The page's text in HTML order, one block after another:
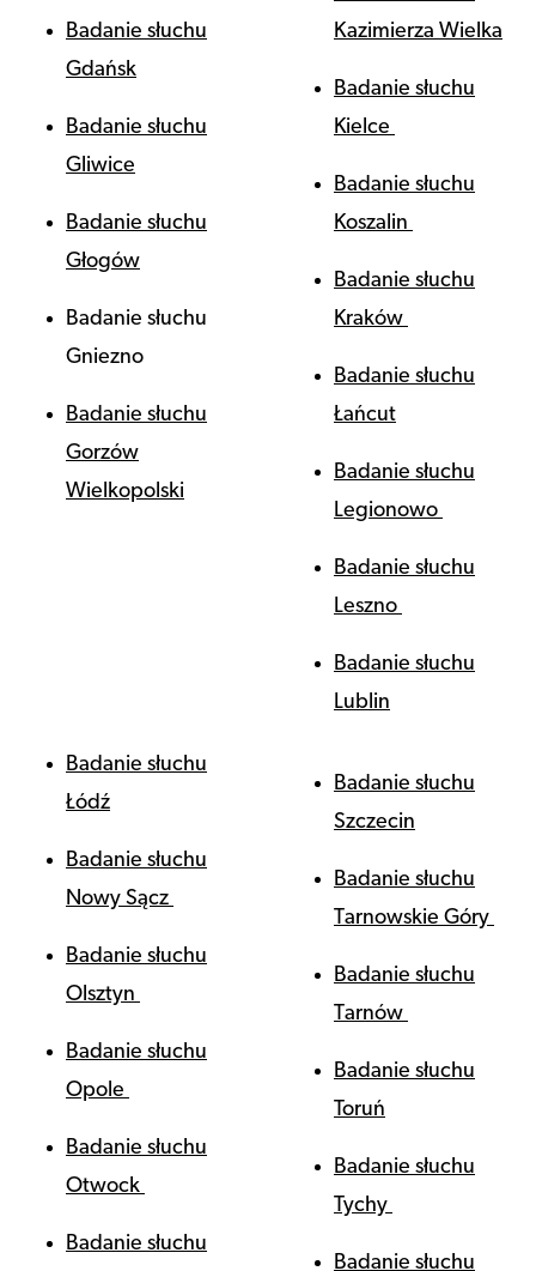
Badanie słuchu
Gdańsk
Badanie słuchu
Gliwice
Badanie słuchu
Głogów
Badanie słuchu
Gniezno
Badanie słuchu
Gorzów
Wielkopolski
Kazimierza Wielka
Badanie słuchu
Kielce
Badanie słuchu
Koszalin
Badanie słuchu
Kraków
Badanie słuchu
Łańcut
Badanie słuchu
Legionowo
Badanie słuchu
Leszno
Badanie słuchu
Lublin
Badanie słuchu
Łódź
Badanie słuchu
Nowy Sącz
Badanie słuchu
Olsztyn
Badanie słuchu
Opole
Badanie słuchu
Otwock
Badanie słuchu
Badanie słuchu
Szczecin
Badanie słuchu
Tarnowskie Góry
Badanie słuchu
Tarnów
Badanie słuchu
Toruń
Badanie słuchu
Tychy
Badanie słuchu